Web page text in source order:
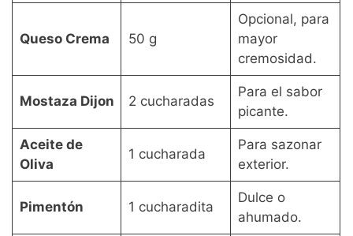
Queso Crema 50 g
Opcional, para
mayor
cremosidad.
Mostaza Dijon 2 cucharadas
Para el sabor
picante.
Aceite de
Oliva
1 cucharada
Para sazonar
exterior.
Pimentón 1 cucharadita
Dulce o
ahumado.